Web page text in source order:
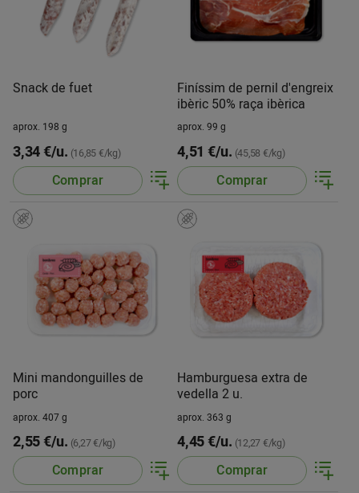
Snack de fuet
aprox. 198 g
3,34 €/u. (16,85 €/kg)
Comprar
Finíssim de pernil d'engreix
ibèric 50% raça ibèrica
aprox. 99 g
4,51 €/u. (45,58 €/kg)
Comprar
Mini mandonguilles de
porc
aprox. 407 g
2,55 €/u. (6,27 €/kg)
Comprar
Hamburguesa extra de
vedella 2 u.
aprox. 363 g
4,45 €/u. (12,27 €/kg)
Comprar